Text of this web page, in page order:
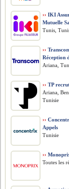
›› IKI
Mutuelle
Tunis,
››
Réception
Ariana,
›› TP
Ariana,
Tunisie
››
Appels
Tunisie
››
Toutes les